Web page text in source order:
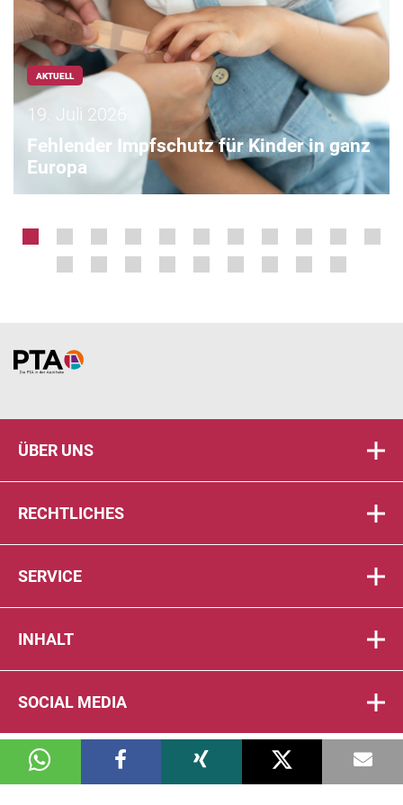
AKTUELL
19. Juli 2026
Fehlender Impfschutz für Kinder in ganz
Europa
Home
ÜBER UNS
RECHTLICHES
SERVICE
INHALT
SOCIAL MEDIA
© 2026 DIE PTA IN DER APOTHEKE